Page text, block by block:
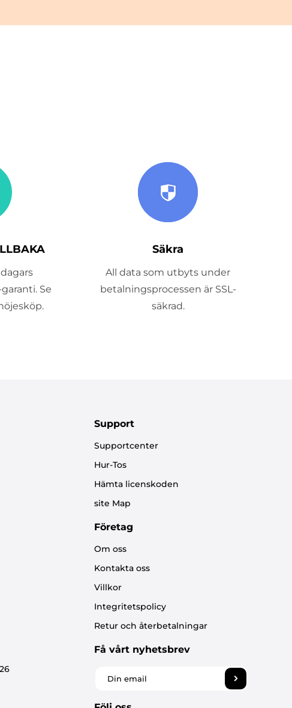
Se
Säkra
All data som utbyts under
betalningsprocessen är SSL-
säkrad.
Support
Supportcenter
Hur-Tos
Hämta licenskoden
site Map
Företag
Om oss
Kontakta oss
Villkor
Integritetspolicy
Retur och återbetalningar
Få vårt nyhetsbrev